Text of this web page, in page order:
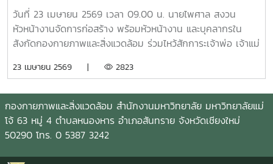
วันที่ 23 เมษายน 2569 เวลา 09.00 น. นายไพศาล สงวน
หัวหน้างานจัดการก่อสร้าง พร้อมหัวหน้างาน และบุคลากรใน
สังกัดกองกายภาพและสิ่งแวดล้อม ร่วมไหว้สักการะเจ้าพ่อ เจ้าแม่
15.30 น. ณ อาคารสำนักงานมหาวิทยาลัย ได้ร่วมพิธีดำหัวรอง
ศาสตราจารย์ ดร. แสนวสันต์ ยอดคำ ผู้ช่วยอธิการบดี
มหาวิทยาลัยแม่โจ้ เพื่อแสดงความเคารพ ขอสุมาคารวะ และขอ
พรเพื่อความเป็นสิริมงคล เนื่องในวันขึ้นปีใหม่ตามประเพณี
ปฏิบัติที่สืบต่อกันมาเป็นประจำทุกปี
23 เมษายน 2569 | 2823
กองกายภาพและสิ่งแวดล้อม สำนักงานมหาวิทยาลัย มหาวิทยาลัยแม่
โจ้ 63 หมู่ 4 ตำบลหนองหาร อำเภอสันทราย จังหวัดเชียงใหม่
50290 โทร. 0 5387 3242